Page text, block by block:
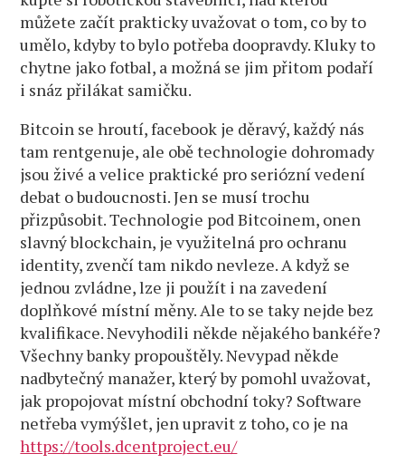
můžete začít prakticky uvažovat o tom, co by to
umělo, kdyby to bylo potřeba doopravdy. Kluky to
chytne jako fotbal, a možná se jim přitom podaří
i snáz přilákat samičku.
Bitcoin se hroutí, facebook je děravý, každý nás
tam rentgenuje, ale obě technologie dohromady
jsou živé a velice praktické pro seriózní vedení
debat o budoucnosti. Jen se musí trochu
přizpůsobit. Technologie pod Bitcoinem, onen
slavný blockchain, je využitelná pro ochranu
identity, zvenčí tam nikdo nevleze. A když se
jednou zvládne, lze ji použít i na zavedení
doplňkové místní měny. Ale to se taky nejde bez
kvalifikace. Nevyhodili někde nějakého bankéře?
Všechny banky propouštěly. Nevypad někde
nadbytečný manažer, který by pomohl uvažovat,
jak propojovat místní obchodní toky? Software
netřeba vymýšlet, jen upravit z toho, co je na
https://tools.dcentproject.eu/